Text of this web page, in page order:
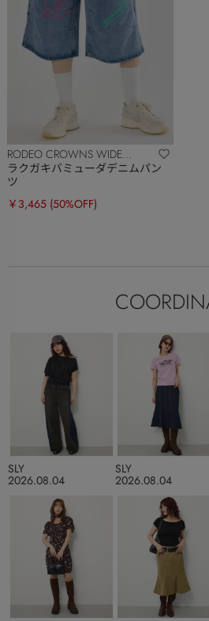
RODEO CROWNS WIDE
BOWL
ラクガキバミューダデニムパン
ツ
￥3,465 (50%OFF)
2026.08.04
SLY
2026.08.04
SLY